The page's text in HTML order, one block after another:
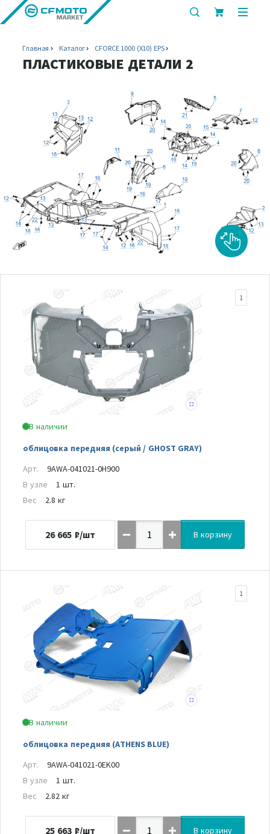
показать
Главная Каталог CFORCE 1000 (X10) EPS
ПЛАСТИКОВЫЕ ДЕТАЛИ 2
В наличии
облицовка передняя (серый / GHOST GRAY)
1
Арт.
9AWA-041021-0H900
В узле
1 шт.
Вес
2.8 кг
26 665 ₽/шт В корзину
В наличии
облицовка передняя (ATHENS BLUE)
1
Арт.
9AWA-041021-0EK00
В узле
1 шт.
Вес
2.82 кг
25 663 ₽/шт В корзину